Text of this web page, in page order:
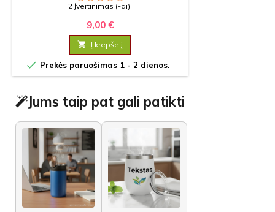
2 Įvertinimas (-ai)
9,00 €
 Į krepšelį
 Prekės paruošimas 1 - 2 dienos.
Jums taip pat gali patikti